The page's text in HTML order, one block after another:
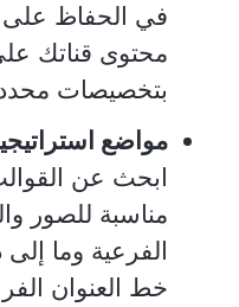
في الحفاظ على
بتخصيصات
مواضع
ابحث عن
مناسبة للصور
الفرعية وما
خط العنوان